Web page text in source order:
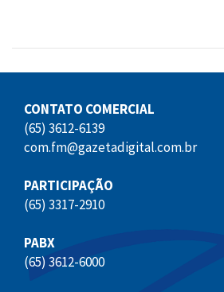
CONTATO COMERCIAL
(65) 3612-6139
com.fm@gazetadigital.com.br
PARTICIPAÇÃO
(65) 3317-2910
PABX
(65) 3612-6000